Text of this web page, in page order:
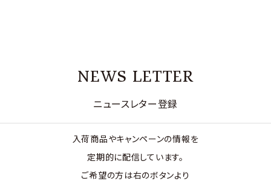
NEWS LETTER
ニュースレター登録
入荷商品やキャンペーンの情報を
定期的に配信しています。
ご希望の方は右のボタンより